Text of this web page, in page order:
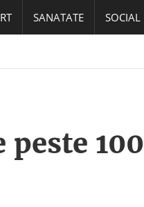
SANATATE SOCIAL
100